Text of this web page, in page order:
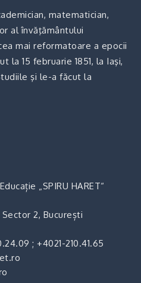
matematician,
al învăţământului
mai reformatoare a epocii
la 15 februarie 1851, la Iaşi,
şi le-a făcut la
„SPIRU HARET“
Sector 2, București
;+4021-210.41.65